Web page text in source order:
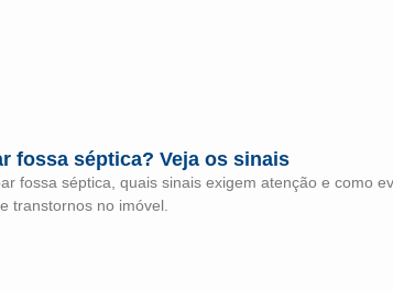
fossa séptica? Veja os sinais
fossa séptica, quais sinais exigem atenção e como
transtornos no imóvel.